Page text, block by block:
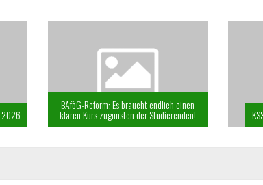
2026
BAföG-Reform: Es braucht endlich einen
klaren Kurs zugunsten der Studierenden!